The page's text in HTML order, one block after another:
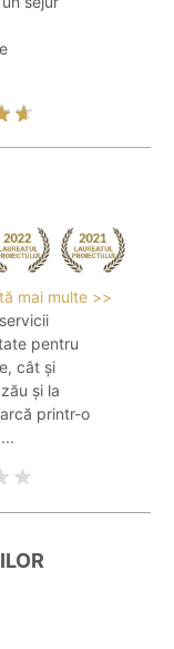
mai multe >>
pentru
cât și
și la
printr-o